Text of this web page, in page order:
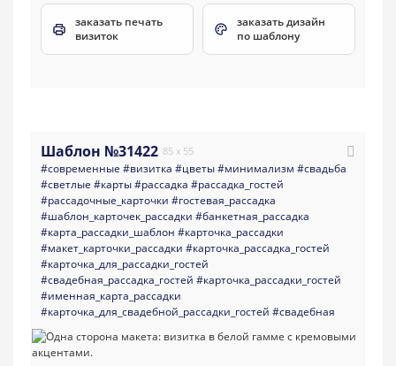
заказать печать
визиток
заказать дизайн
по шаблону
Шаблон №31422 85 x 55
#современные #визитка #цветы#минимализм #свадьба
#светлые #карты#рассадка #рассадка_гостей
#рассадочные_карточки #гостевая_рассадка
#шаблон_карточек_рассадки #банкетная_рассадка
#карта_рассадки_шаблон #карточка_рассадки
#макет_карточки_рассадки #карточка_рассадка_гостей
#карточка_для_рассадки_гостей
#свадебная_рассадка_гостей #карточка_рассадки_гостей
#именная_карта_рассадки
#карточка_для_свадебной_рассадки_гостей #свадебная